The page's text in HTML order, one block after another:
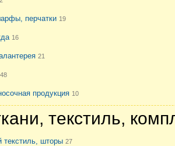
перчатки 19
16
21
48
продукция 10
текстиль,
текстиль, шторы 27